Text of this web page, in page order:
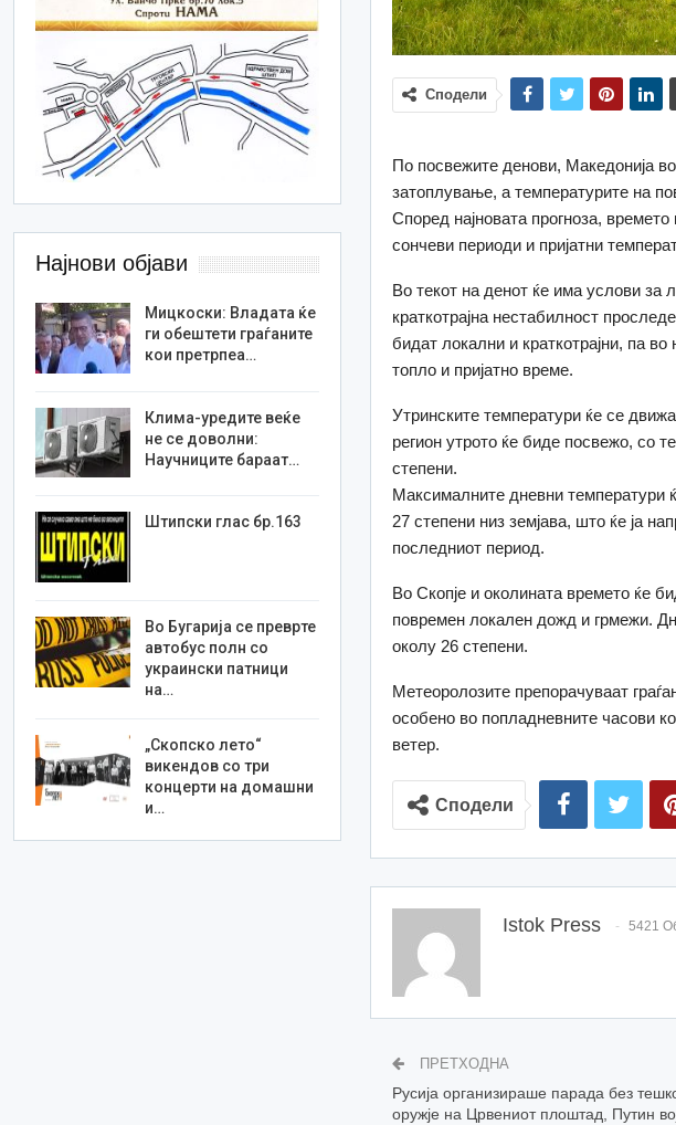
Сподели
По посвежите денови, Македонија
затоплување, а температурите на
Според најновата прогноза,
сончеви периоди и пријатни
Во текот на денот ќе има услови
краткотрајна нестабилност
бидат локални и краткотрајни, па
топло и пријатно време.
Утринските температури ќе се
регион утрото ќе биде посвежо, со
степени.
Максималните дневни температури
27 степени низ земјава, што ќе ја
последниот период.
Во Скопје и околината времето ќе
повремен локален дожд и грмежи.
околу 26 степени.
Метеоролозите препорачуваат
особено во попладневните часови
ветер.
Сподели
Istok Press 5421
ПРЕТХОДНА
Русија организираше парада без
оружје на Црвениот плоштад, Путин
Најнови објави
Мицкоски: Владата ќе
ги обештети граѓаните
кои претрпеа…
Клима-уредите веќе
не се доволни:
Научниците бараат…
Штипски глас бр.163
Во Бугарија се преврте
автобус полн со
украински патници
на…
„Скопско лето“
викендов со три
концерти на домашни
и…